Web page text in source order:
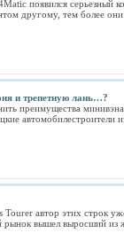
появился серьезный
другому, тем более
и трепетную лань…?
преимущества минивэна,
автомобилестроители
автор этих строк
вышел выросший из